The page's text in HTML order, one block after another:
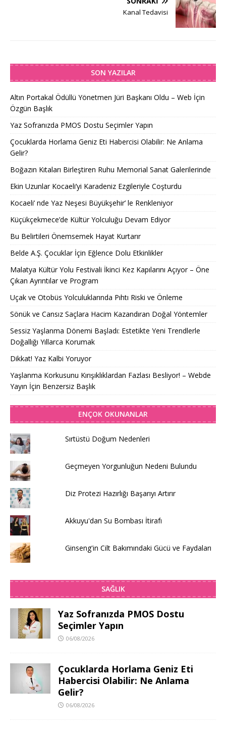
Kanal Tedavisi
SON YAZILAR
Altın Portakal Ödüllü Yönetmen Jüri Başkanı Oldu – Web İçin
Özgün Başlık
Yaz Sofranızda PMOS Dostu Seçimler Yapın
Çocuklarda Horlama Geniz Eti Habercisi Olabilir: Ne Anlama
Gelir?
Boğazın Kıtaları Birleştiren Ruhu Memorial Sanat Galerilerinde
Ekin Uzunlar Kocaeli’yi Karadeniz Ezgileriyle Coşturdu
Kocaeli’ nde Yaz Neşesi Büyükşehir’ le Renkleniyor
Küçükçekmece’de Kültür Yolculuğu Devam Ediyor
Bu Belirtileri Önemsemek Hayat Kurtarır
Belde A.Ş. Çocuklar İçin Eğlence Dolu Etkinlikler
Malatya Kültür Yolu Festivali İkinci Kez Kapılarını Açıyor – Öne
Çıkan Ayrıntılar ve Program
Uçak ve Otobüs Yolculuklarında Pıhtı Riski ve Önleme
Sönük ve Cansız Saçlara Hacim Kazandıran Doğal Yöntemler
Sessiz Yaşlanma Dönemi Başladı: Estetikte Yeni Trendlerle
Doğallığı Yıllarca Korumak
Dikkat! Yaz Kalbi Yoruyor
Yaşlanma Korkusunu Kırışıklıklardan Fazlası Besliyor! – Webde
Yayın İçin Benzersiz Başlık
ENÇOK OKUNANLAR
Sırtüstü Doğum Nedenleri
Geçmeyen Yorgunluğun Nedeni Bulundu
Diz Protezi Hazırlığı Başarıyı Artırır
Akkuyu'dan Su Bombası İtirafı
Ginseng'in Cilt Bakımındaki Gücü ve Faydaları
SAĞLIK
Yaz Sofranızda PMOS Dostu
Seçimler Yapın
06/08/2026
Çocuklarda Horlama Geniz Eti
Habercisi Olabilir: Ne Anlama
Gelir?
06/08/2026